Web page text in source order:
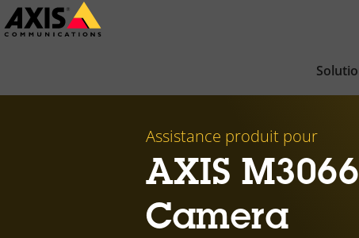
Passer
au
Assistance produit pour
AXIS
Camera